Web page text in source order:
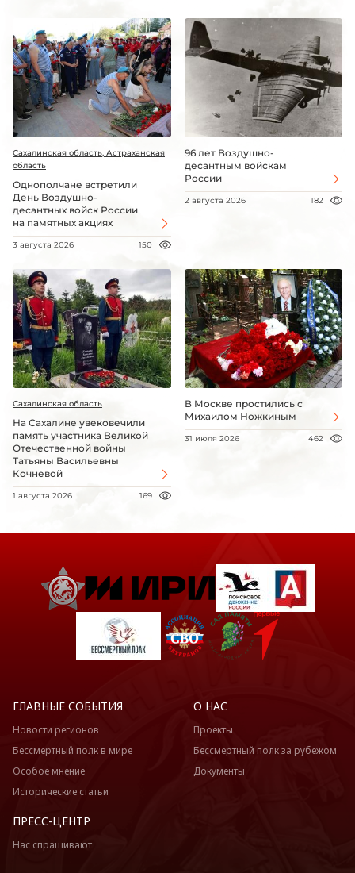
Сахалинская область, Астраханская
область
Однополчане встретили
День Воздушно-
десантных войск России
на памятных акциях
3 августа 2026 150
96 лет Воздушно-
десантным войскам
России
2 августа 2026 182
Сахалинская область
На Сахалине увековечили
память участника Великой
Отечественной войны
Татьяны Васильевны
Кочневой
1 августа 2026 169
В Москве простились с
Михаилом Ножкиным
31 июля 2026 462
ГЛАВНЫЕ СОБЫТИЯ
Новости регионов
Бессмертный полк в мире
Особое мнение
Исторические статьи
О НАС
Проекты
Бессмертный полк за рубежом
Документы
ПРЕСС-ЦЕНТР
Нас спрашивают